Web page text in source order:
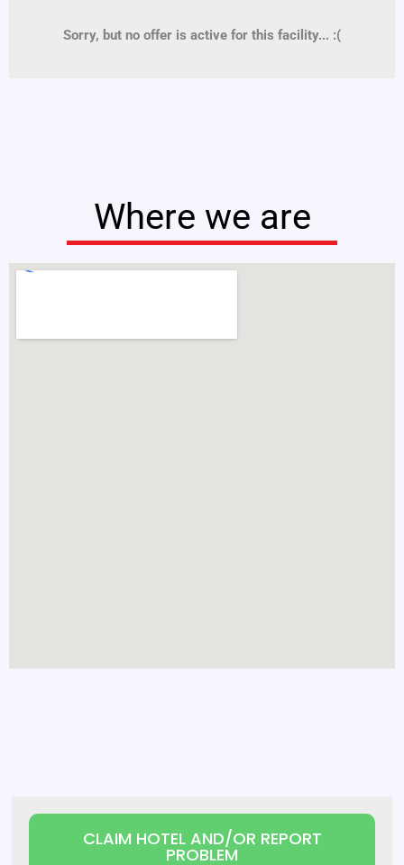
Sorry, but no offer is active for this facility... :(
Where we are
CLAIM HOTEL AND/OR REPORT
PROBLEM